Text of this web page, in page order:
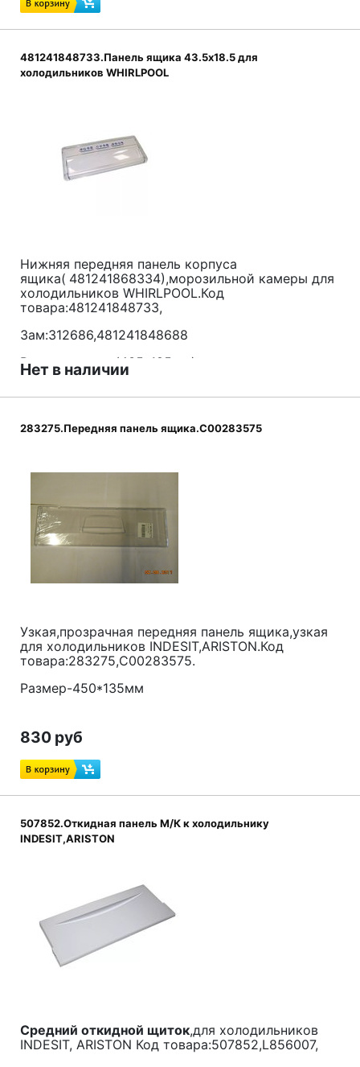
481241848733.Панель ящика 43.5x18.5 для
холодильников WHIRLPOOL
Нижняя передняя панель корпуса
ящика( 481241868334),морозильной камеры для
холодильников WHIRLPOOL.Код
товара:481241848733,
Зам:312686,481241848688
Размер панели(435*185мм)
Нет в наличии
283275.Передняя панель ящика.C00283575
Узкая,прозрачная передняя панель ящика,узкая
для холодильников INDESIT,ARISTON.Код
товара:283275,C00283575.
Размер-450*135мм
830 руб
507852.Откидная панель М/К к холодильнику
INDESIT,ARISTON
Средний откидной щиток,для холодильников
INDESIT, ARISTON Код товара:507852,L856007,